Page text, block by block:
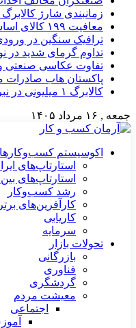
زمانبندی شارژ
معافیت ۱۹۹ کالای اساسی کشاورزی و دارو از پرداخت عوارض ۱.۲ درصدی واردات
ترافیک سنگین در
تداوم گرمای شدید در
تفاوت عکاسی صنعتی و
پاکستان هاب صادرات
کالابرگ ۱ میلیونی در نبرد با تورم سه‌رقمی
جمعه , ۱۶ مرداد ۱۴۰۵
اکوسیستم کسب‌وکارها
استارتاپ‌های
استارتاپ‌های
رشد کسب‌وکار
کارآفرین‌های برتر
کاریابی
سرمایه
تحولات بازار
بازرگانی
فناوری
گردشگری
معیشت مردم
اجتماعی